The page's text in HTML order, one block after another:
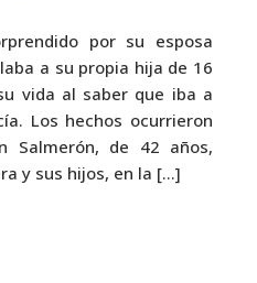
por su esposa
a su propia hija de 16
vida al saber que iba a
Los hechos ocurrieron
Salmerón, de 42 años,
y sus hijos, en la […]